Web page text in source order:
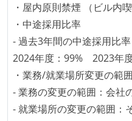
1ヶ月以下の短い期間で
している
デイリーでスタンドア
に準じるチーム内の打
イテレーションの最後
かえりミーティングを
継続的なデプロイ（デ
・屋内原則禁煙 （ビル内
・中途採用比率
- 過去3年間の中途採用比率
2024年度：99% 2023年
・業務/就業場所変更の範囲
- 業務の変更の範囲：会社
- 就業場所の変更の範囲：